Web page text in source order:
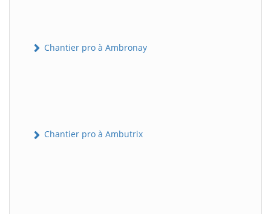
Chantier pro à Ambronay
Chantier pro à Ambutrix